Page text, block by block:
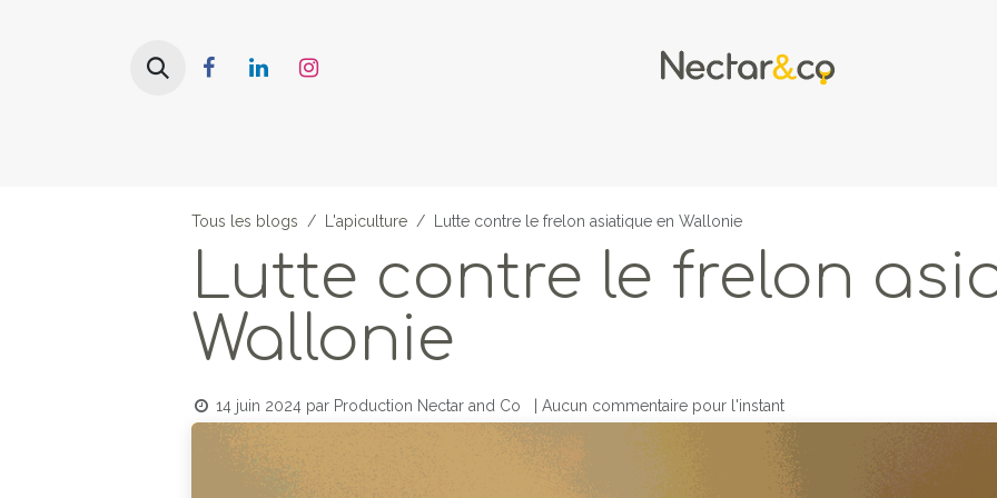
Tous les blogs L'apiculture Lutte contre le frelon asiatique en Wallonie
Lutte contre le frelon
Wallonie
14 juin 2024 par Production Nectar and Co | Aucun commentaire pour l'instant